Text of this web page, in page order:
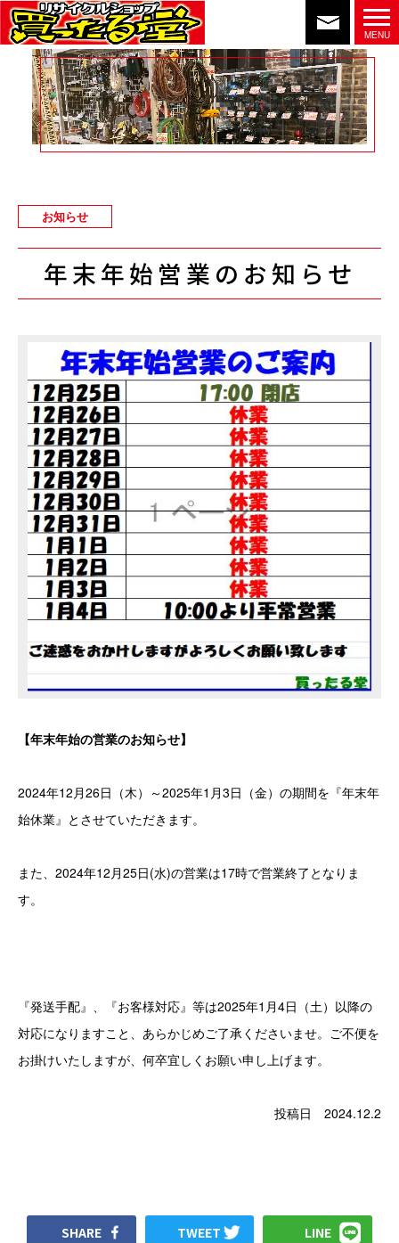
お知らせ
年末年始営業のお知らせ
【年末年始の営業のお知らせ】
2024年12月26日（木）～2025年1月3日（金）の期間を『年末年
始休業』とさせていただきます。
また、2024年12月25日(水)の営業は17時で営業終了となりま
す。
『発送手配』、『お客様対応』等は2025年1月4日（土）以降の
対応になりますこと、あらかじめご了承くださいませ。ご不便を
お掛けいたしますが、何卒宜しくお願い申し上げます。
投稿日 2024.12.2
SHARE TWEET LINE